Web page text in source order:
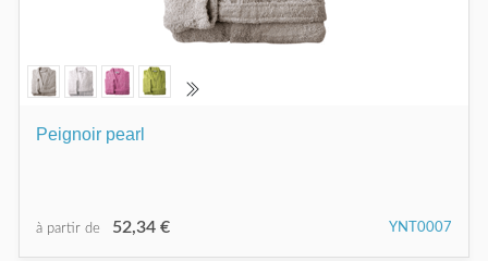
Peignoir pearl
à partir de 52,34 € YNT0007